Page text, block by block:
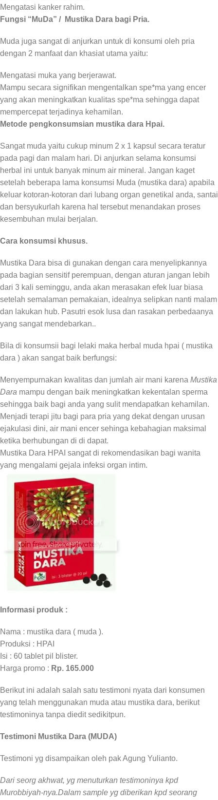
Mengatasi kanker rahim.
Fungsi “MuDa” / Mustika Dara bagi Pria.
Muda juga sangat di anjurkan untuk di konsumi oleh pria
dengan 2 manfaat dan khasiat utama yaitu:
Mengatasi muka yang berjerawat.
Mampu secara signifikan mengentalkan spe*ma yang encer
yang akan meningkatkan kualitas spe*ma sehingga dapat
mempercepat terjadinya kehamilan.
Metode pengkonsumsian mustika dara Hpai.
Sangat muda yaitu cukup minum 2 x 1 kapsul secara teratur
pada pagi dan malam hari. Di anjurkan selama konsumsi
herbal ini untuk banyak minum air mineral. Jangan kaget
setelah beberapa lama konsumsi Muda (mustika dara) apabila
keluar kotoran-kotoran dari lubang organ genetikal anda, santai
dan bersyukurlah karena hal tersebut menandakan proses
kesembuhan mulai berjalan.
Cara konsumsi khusus.
Mustika Dara bisa di gunakan dengan cara menyelipkannya
pada bagian sensitif perempuan, dengan aturan jangan lebih
dari 3 kali seminggu, anda akan merasakan efek luar biasa
setelah semalaman pemakaian, idealnya selipkan nanti malam
dan lakukan hub. Pasutri esok lusa dan rasakan perbedaanya
yang sangat mendebarkan..
Bila di konsumsii bagi lelaki maka herbal muda hpai ( mustika
dara ) akan sangat baik berfungsi:
Menyempurnakan kwalitas dan jumlah air mani karena Mustika
Dara mampu dengan baik meningkatkan kekentalan sperma
sehingga baik bagi anda yang sulit mendapatkan kehamilan.
Menjadi terapi jitu bagi para pria yang dekat dengan urusan
ejakulasi dini, air mani encer sehinga kebahagian maksimal
ketika berhubungan di di dapat.
Mustika Dara HPAI sangat di rekomendasikan bagi wanita
yang mengalami gejala infeksi organ intim.
Informasi produk :
Nama : mustika dara ( muda ).
Produksi : HPAI
Isi : 60 tablet pil blister.
Harga promo : Rp. 165.000
Berikut ini adalah salah satu testimoni nyata dari konsumen
yang telah menggunakan muda atau mustika dara, berikut
testimoninya tanpa diedit sedikitpun.
Testimoni Mustika Dara (MUDA)
Testimoni yg disampaikan oleh pak Agung Yulianto.
Dari seorg akhwat, yg menuturkan testimoninya kpd
Murobbiyah-nya.Dalam sample yg diberikan kpd seorang